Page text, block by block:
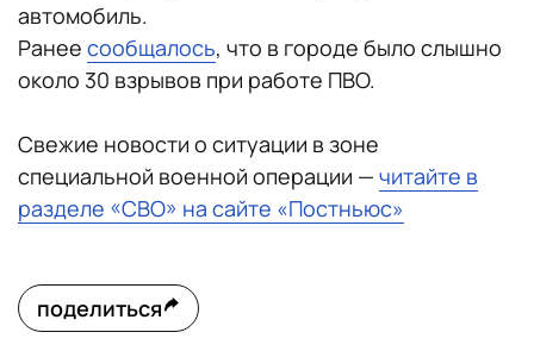
автомобиль.
Ранее сообщалось, что в городе было слышно
около 30 взрывов при работе ПВО.
Свежие новости о ситуации в зоне
специальной военной операции — читайте в
разделе «СВО» на сайте «Постньюс»
поделиться